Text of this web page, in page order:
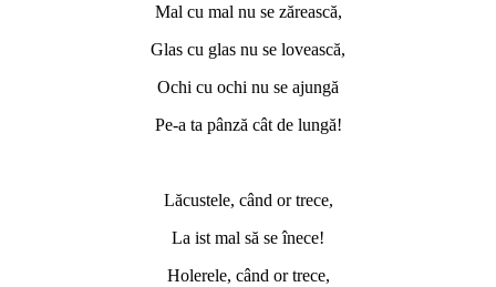
Mal cu mal nu se zărească,
Glas cu glas nu se lovească,
Ochi cu ochi nu se ajungă
Pe-a ta pânză cât de lungă!
Lăcustele, când or trece,
La ist mal să se înece!
Holerele, când or trece,